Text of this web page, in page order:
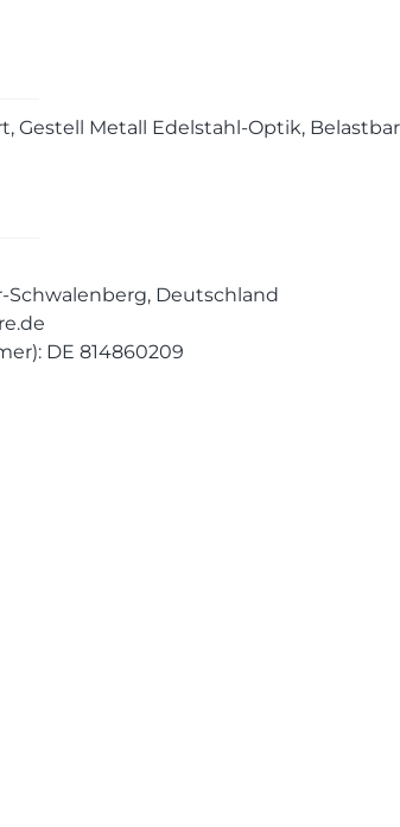
Gestell Metall Edelstahl-Optik,
Schwalenberg, Deutschland
DE 814860209